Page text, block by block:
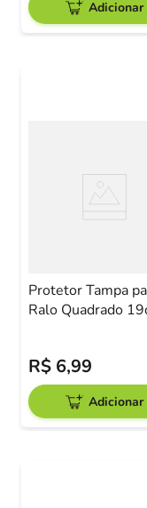
Adicionar
Protetor Tampa
Ralo Quadrado
R$ 6,99
Adicionar